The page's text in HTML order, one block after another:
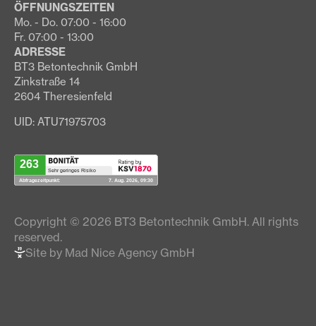
ÖFFNUNGSZEITEN
Mo. - Do. 07:00 - 16:00
Fr. 07:00 - 13:00
ADRESSE
BT3 Betontechnik GmbH
Zinkstraße 14
2604 Theresienfeld
UID: ATU71975703
Copyright © 2026 BT3 Betontechnik GmbH. All rights
reserved.
Site by Mad Nice Agency GmbH